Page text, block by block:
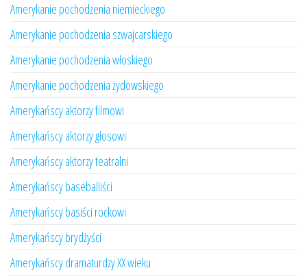
Amerykanie pochodzenia niemieckiego
Amerykanie pochodzenia szwajcarskiego
Amerykanie pochodzenia włoskiego
Amerykanie pochodzenia żydowskiego
Amerykańscy aktorzy filmowi
Amerykańscy aktorzy głosowi
Amerykańscy aktorzy teatralni
Amerykańscy baseballiści
Amerykańscy basiści rockowi
Amerykańscy brydżyści
Amerykańscy dramaturdzy XX wieku